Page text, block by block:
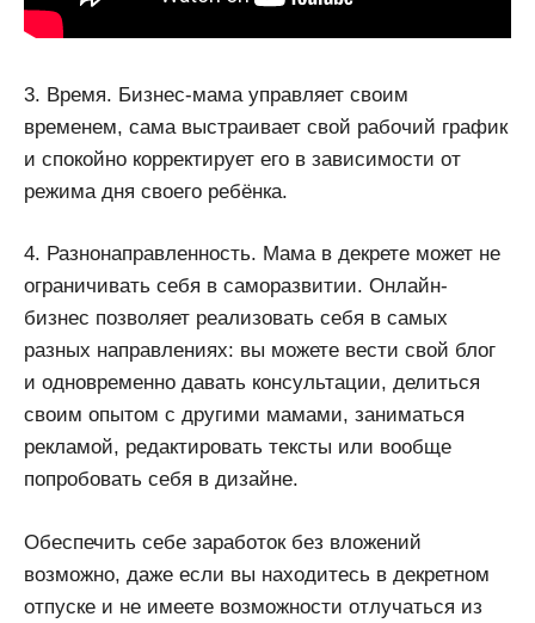
3. Время. Бизнес-мама управляет своим
временем, сама выстраивает свой рабочий график
и спокойно корректирует его в зависимости от
режима дня своего ребёнка.
4. Разнонаправленность. Мама в декрете может не
ограничивать себя в саморазвитии. Онлайн-
бизнес позволяет реализовать себя в самых
разных направлениях: вы можете вести свой блог
и одновременно давать консультации, делиться
своим опытом с другими мамами, заниматься
рекламой, редактировать тексты или вообще
попробовать себя в дизайне.
Обеспечить себе заработок без вложений
возможно, даже если вы находитесь в декретном
отпуске и не имеете возможности отлучаться из